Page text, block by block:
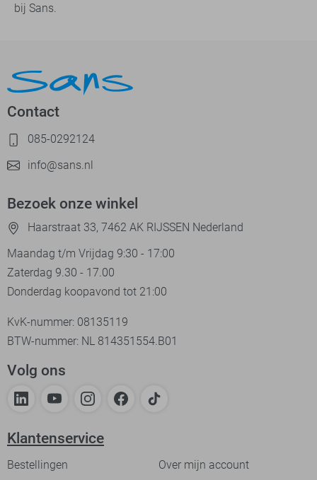
bij Sans.
Contact
085-0292124
info@sans.nl
Bezoek onze winkel
Haarstraat 33, 7462 AK RIJSSEN Nederland
Maandag t/m Vrijdag 9:30 - 17:00
Zaterdag 9.30 - 17.00
Donderdag koopavond tot 21:00
KvK-nummer: 08135119
BTW-nummer: NL 814351554.B01
Volg ons
Klantenservice
Bestellingen
Over mijn account